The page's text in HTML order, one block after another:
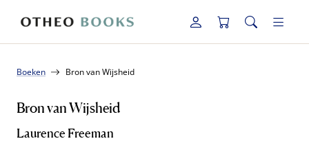
Boeken Bron van Wijsheid
Bron van Wijsheid
Laurence Freeman